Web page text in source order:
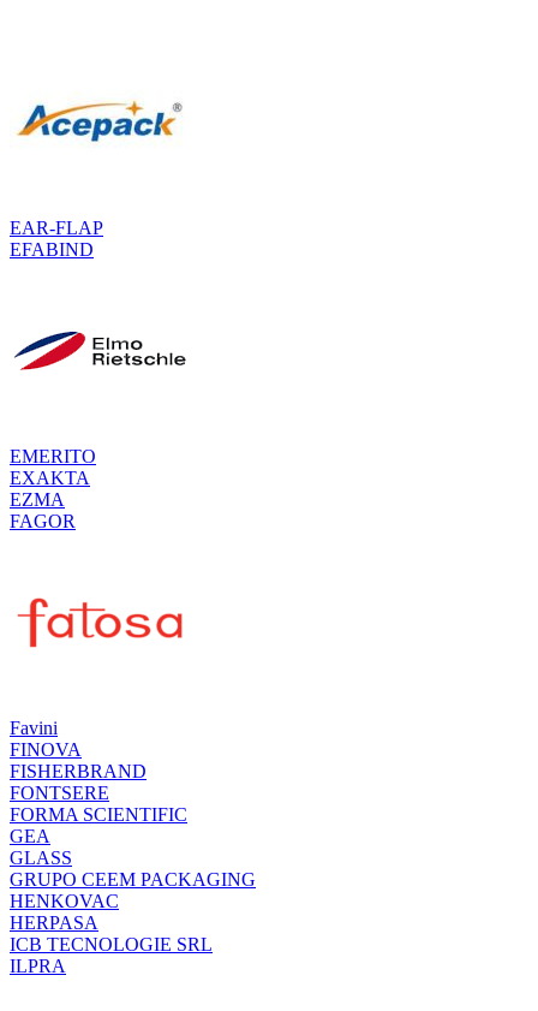
EAR-FLAP
EFABIND
EMERITO
EXAKTA
EZMA
FAGOR
Favini
FINOVA
FISHERBRAND
FONTSERE
FORMA SCIENTIFIC
GEA
GLASS
GRUPO CEEM PACKAGING
HENKOVAC
HERPASA
ICB TECNOLOGIE SRL
ILPRA